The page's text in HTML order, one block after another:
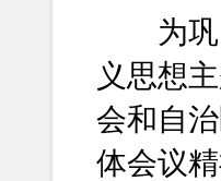
为巩固
义思想
会和自
体会议